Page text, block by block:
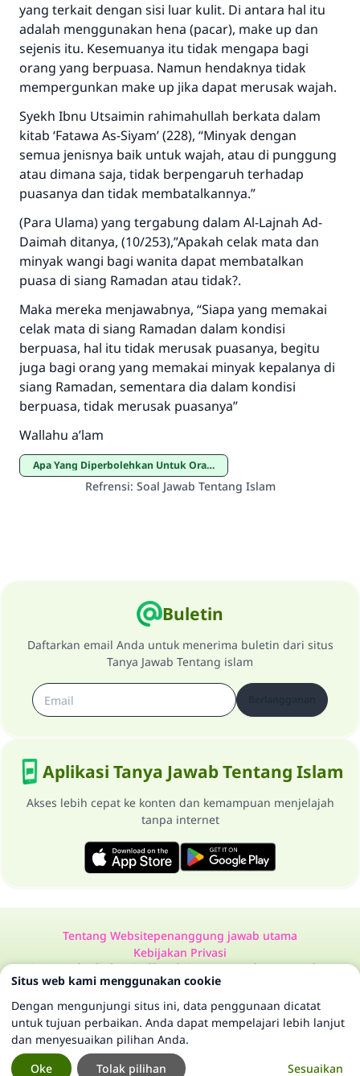
yang terkait dengan sisi luar kulit. Di antara hal itu
adalah menggunakan hena (pacar), make up dan
sejenis itu. Kesemuanya itu tidak mengapa bagi
orang yang berpuasa. Namun hendaknya tidak
mempergunkan make up jika dapat merusak wajah.
Syekh Ibnu Utsaimin rahimahullah berkata dalam
kitab ‘Fatawa As-Siyam’ (228), “Minyak dengan
semua jenisnya baik untuk wajah, atau di punggung
atau dimana saja, tidak berpengaruh terhadap
puasanya dan tidak membatalkannya.”
(Para Ulama) yang tergabung dalam Al-Lajnah Ad-
Daimah ditanya, (10/253),”Apakah celak mata dan
minyak wangi bagi wanita dapat membatalkan
puasa di siang Ramadan atau tidak?.
Maka mereka menjawabnya, “Siapa yang memakai
celak mata di siang Ramadan dalam kondisi
berpuasa, hal itu tidak merusak puasanya, begitu
juga bagi orang yang memakai minyak kepalanya di
siang Ramadan, sementara dia dalam kondisi
berpuasa, tidak merusak puasanya”
Wallahu a’lam
Apa Yang Diperbolehkan Untuk Orang yang Berpuasa
Refrensi: Soal Jawab Tentang Islam
Buletin
Daftarkan email Anda untuk menerima buletin dari situs
Tanya Jawab Tentang islam
Aplikasi Tanya Jawab Tentang Islam
Akses lebih cepat ke konten dan kemampuan menjelajah
tanpa internet
Tentang Websitepenanggung jawab utama
Kebijakan Privasi
Semua Hak Dilindungi Milik Website Tanya Jawab Tentang Islam
1997-2025 ©
Jawaban no. 110845
menyelamatkan pernikahan.
Bantu kami dalam memberikan jawaban untuk umat
Rasulullah ﷺ bersabda
"Siapa yang menunjukkan suatu kebaikan,
meka dia akan mendapatkan pahala yang
MUSLIM, 1893
Situs web kami menggunakan cookie
Dengan mengunjungi situs ini, data penggunaan dicatat
untuk tujuan perbaikan. Anda dapat mempelajari lebih lanjut
dan menyesuaikan pilihan Anda.
Sesuaikan
Tolak pilihan
Oke